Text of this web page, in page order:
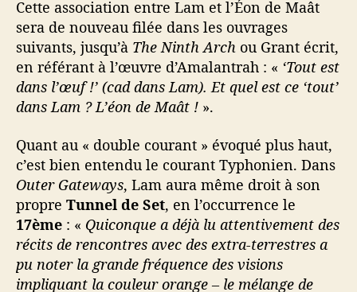
Cette association entre Lam et l’Éon de Maât
sera de nouveau filée dans les ouvrages
suivants, jusqu’à The Ninth Arch ou Grant écrit,
en référant à l’œuvre d’Amalantrah : « ‘Tout est
dans l’œuf !’ (cad dans Lam). Et quel est ce ‘tout’
dans Lam ? L’éon de Maât ! ».
Quant au « double courant » évoqué plus haut,
c’est bien entendu le courant Typhonien. Dans
Outer Gateways, Lam aura même droit à son
propre Tunnel de Set, en l’occurrence le
17ème : « Quiconque a déjà lu attentivement des
récits de rencontres avec des extra-terrestres a
pu noter la grande fréquence des visions
impliquant la couleur orange – le mélange de